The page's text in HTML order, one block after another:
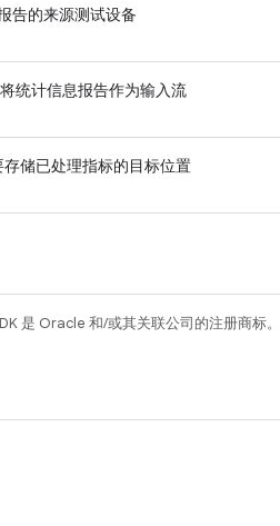
告的来源测试设备
将统计信息报告作为输入流
存储已处理指标的目标位置
是 Oracle 和/或其关联公司的注册商标。